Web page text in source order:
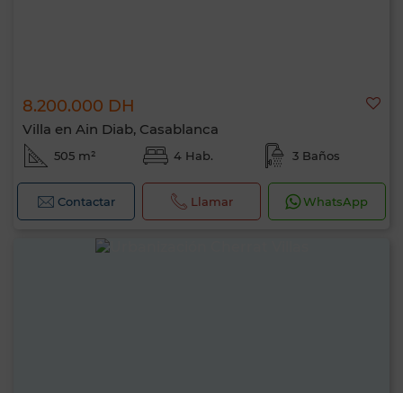
8.200.000 DH
Villa en Ain Diab, Casablanca
505 m² 4 Hab. 3 Baños
Contactar Llamar WhatsApp